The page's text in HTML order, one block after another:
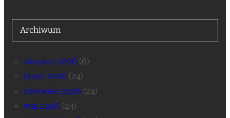
Archiwum
sierpień 2026(6)
lipiec 2026(24)
czerwiec 2026(24)
maj 2026(24)